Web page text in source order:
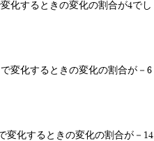
化するときの変化の割合が4でし
変化するときの変化の割合が－6
変化するときの変化の割合が－14